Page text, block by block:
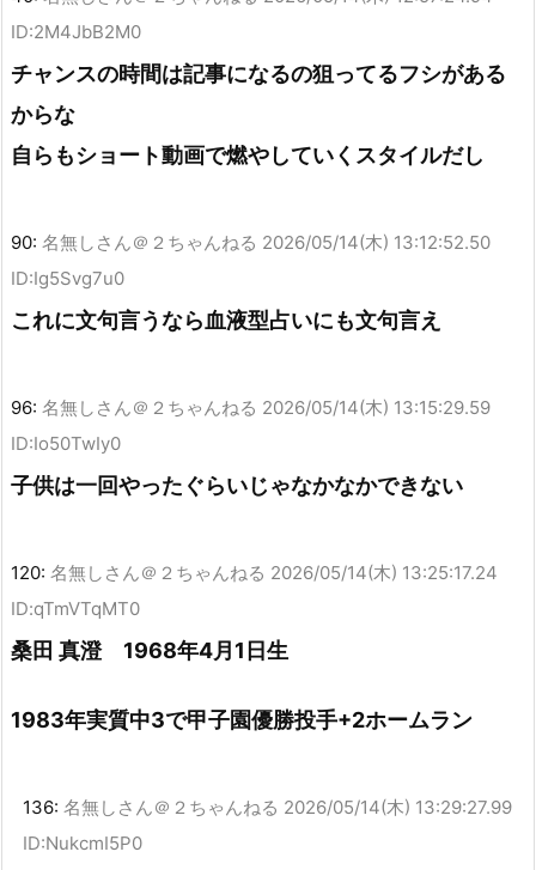
ID:2M4JbB2M0
チャンスの時間は記事になるの狙ってるフシがある
からな
自らもショート動画で燃やしていくスタイルだし
90: 名無しさん＠２ちゃんねる 2026/05/14(木) 13:12:52.50
ID:Ig5Svg7u0
これに文句言うなら血液型占いにも文句言え
96: 名無しさん＠２ちゃんねる 2026/05/14(木) 13:15:29.59
ID:Io50TwIy0
子供は一回やったぐらいじゃなかなかできない
120: 名無しさん＠２ちゃんねる 2026/05/14(木) 13:25:17.24
ID:qTmVTqMT0
桑田 真澄 1968年4月1日生
1983年実質中3で甲子園優勝投手+2ホームラン
136: 名無しさん＠２ちゃんねる 2026/05/14(木) 13:29:27.99
ID:NukcmI5P0